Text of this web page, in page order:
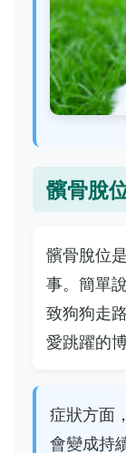
髕骨脫
髕骨脫位
事。簡單
致狗狗走
愛跳躍的
症狀方面
會變成持